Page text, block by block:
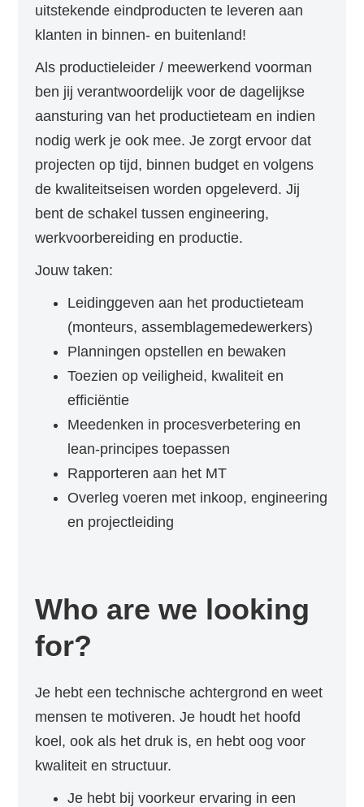
uitstekende eindproducten te leveren aan
klanten in binnen- en buitenland!
Als productieleider / meewerkend voorman
ben jij verantwoordelijk voor de dagelijkse
aansturing van het productieteam en indien
nodig werk je ook mee. Je zorgt ervoor dat
projecten op tijd, binnen budget en volgens
de kwaliteitseisen worden opgeleverd. Jij
bent de schakel tussen engineering,
werkvoorbereiding en productie.
Jouw taken:
Leidinggeven aan het productieteam
(monteurs, assemblagemedewerkers)
Planningen opstellen en bewaken
Toezien op veiligheid, kwaliteit en
efficiëntie
Meedenken in procesverbetering en
lean-principes toepassen
Rapporteren aan het MT
Overleg voeren met inkoop, engineering
en projectleiding
Who are we looking
for?
Je hebt een technische achtergrond en weet
mensen te motiveren. Je houdt het hoofd
koel, ook als het druk is, en hebt oog voor
kwaliteit en structuur.
Je hebt bij voorkeur ervaring in een